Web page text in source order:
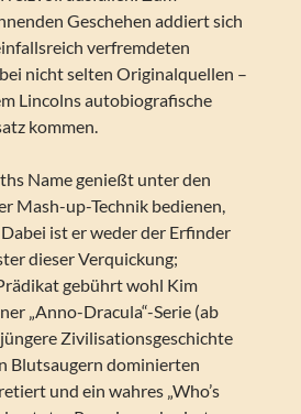
Geschehen addiert sich
verfremdeten
nicht selten Originalquellen –
Lincolns autobiografische
kommen.
Name genießt unter den
Mash-up-Technik bedienen,
ist er weder der Erfinder
dieser Verquickung;
gebührt wohl Kim
„Anno-Dracula“-Serie (ab
Zivilisationsgeschichte
Blutsaugern dominierten
und ein wahres „Who’s